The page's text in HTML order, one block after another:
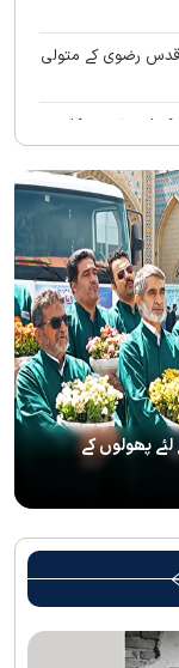
قدس رضوی کے متولی
کے لئے نشست کا
کی جانب سے
منظرعام پر
کرنے والی
نہيں ہوگا
اور میوزیمز
کھانے اور رہائش
امام رضا(ع) کے خدام
پھولوں کے